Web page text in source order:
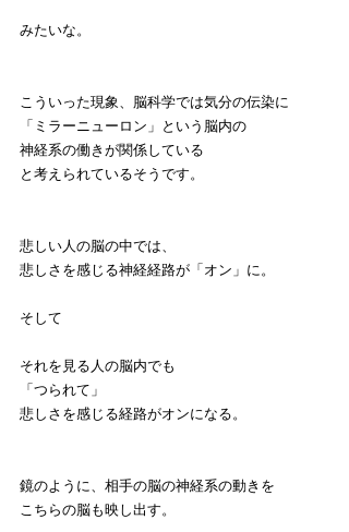
みたいな。
こういった現象、脳科学では気分の伝染に
「ミラーニューロン」という脳内の
神経系の働きが関係している
と考えられているそうです。
悲しい人の脳の中では、
悲しさを感じる神経経路が「オン」に。
そして
それを見る人の脳内でも
「つられて」
悲しさを感じる経路がオンになる。
鏡のように、相手の脳の神経系の動きを
こちらの脳も映し出す。